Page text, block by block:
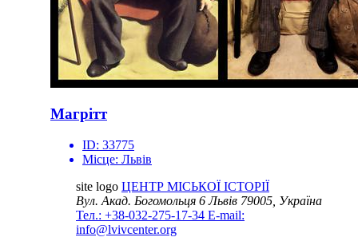
Магрітт
ID: 33775
Місце: Львів
site logo ЦЕНТР МІСЬКОЇ ІСТОРІЇ
Вул. Акад. Богомольця 6Львів 79005, Україна
Тел.: +38-032-275-17-34 E-mail:
info@lvivcenter.org